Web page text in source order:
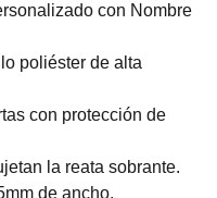
con Nombre
poliéster de alta
con protección de
la reata sobrante.
de ancho.